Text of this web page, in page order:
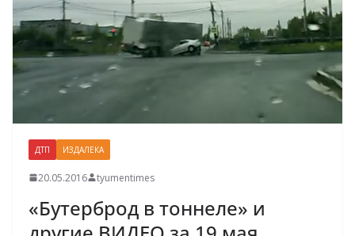
ДТП ИЗДАЛЕКА
20.05.2016 tyumentimes
«Бутерброд в тоннеле» и